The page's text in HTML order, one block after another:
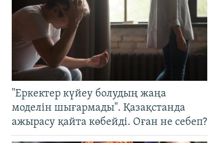
"Еркектер күйеу болудың жаңа
моделін шығармады". Қазақстанда
ажырасу қайта көбейді. Оған не себеп?